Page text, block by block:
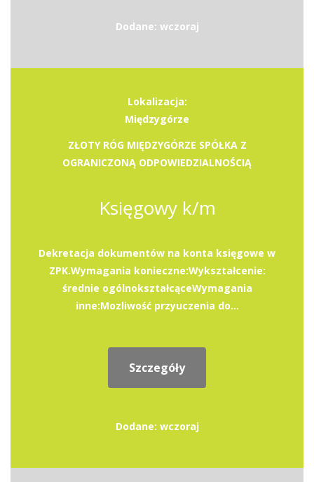
Dodane: wczoraj
Lokalizacja:
Międzygórze
ZŁOTY RÓG MIĘDZYGÓRZE SPÓŁKA Z
OGRANICZONĄ ODPOWIEDZIALNOŚCIĄ
Księgowy k/m
Dekretacja dokumentów na konta księgowe w
ZPK.Wymagania konieczne:Wykształcenie:
średnie ogólnokształcąceWymagania
inne:Mozliwość przyuczenia do...
Szczegóły
Dodane: wczoraj